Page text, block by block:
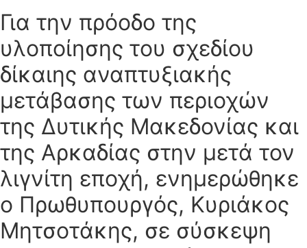
Για την πρόοδο της
υλοποίησης του σχεδίου
δίκαιης αναπτυξιακής
μετάβασης των περιοχών
της Δυτικής Μακεδονίας και
της Αρκαδίας στην μετά τον
λιγνίτη εποχή, ενημερώθηκε
ο Πρωθυπουργός, Κυριάκος
Μητσοτάκης, σε σύσκεψη